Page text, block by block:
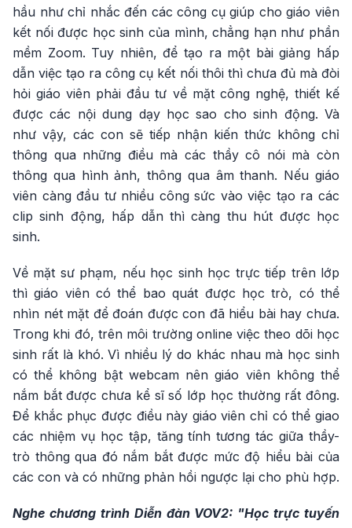
hầu như chỉ nhắc đến các công cụ giúp cho giáo viên
kết nối được học sinh của mình, chẳng hạn như phần
mềm Zoom. Tuy nhiên, để tạo ra một bài giảng hấp
dẫn việc tạo ra công cụ kết nối thôi thì chưa đủ mà đòi
hỏi giáo viên phải đầu tư về mặt công nghệ, thiết kế
được các nội dung dạy học sao cho sinh động. Và
như vậy, các con sẽ tiếp nhận kiến thức không chỉ
thông qua những điều mà các thầy cô nói mà còn
thông qua hình ảnh, thông qua âm thanh. Nếu giáo
viên càng đầu tư nhiều công sức vào việc tạo ra các
clip sinh động, hấp dẫn thì càng thu hút được học
sinh.
Về mặt sư phạm, nếu học sinh học trực tiếp trên lớp
thì giáo viên có thể bao quát được học trò, có thể
nhìn nét mặt để đoán được con đã hiểu bài hay chưa.
Trong khi đó, trên môi trường online việc theo dõi học
sinh rất là khó. Vì nhiều lý do khác nhau mà học sinh
có thể không bật webcam nên giáo viên không thể
nắm bắt được chưa kể sĩ số lớp học thường rất đông.
Để khắc phục được điều này giáo viên chỉ có thể giao
các nhiệm vụ học tập, tăng tính tương tác giữa thầy-
trò thông qua đó nắm bắt được mức độ hiểu bài của
các con và có những phản hồi ngược lại cho phù hợp.
Nghe chương trình Diễn đàn VOV2: "Học trực tuyến